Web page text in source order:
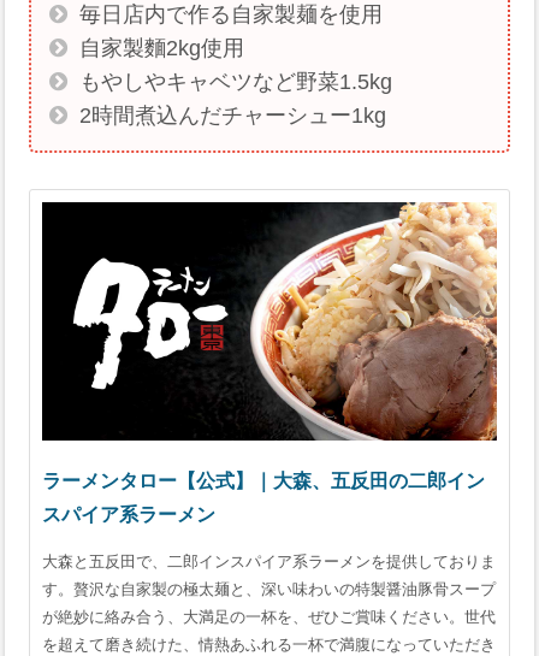
毎日店内で作る自家製麺を使用
自家製麵2kg使用
もやしやキャベツなど野菜1.5kg
2時間煮込んだチャーシュー1kg
ラーメンタロー【公式】｜大森、五反田の二郎イン
スパイア系ラーメン
大森と五反田で、二郎インスパイア系ラーメンを提供しておりま
す。贅沢な自家製の極太麺と、深い味わいの特製醤油豚骨スープ
が絶妙に絡み合う、大満足の一杯を、ぜひご賞味ください。世代
を超えて磨き続けた、情熱あふれる一杯で満腹になっていただき